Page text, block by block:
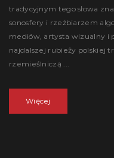
tradycyjnym tego słowa
sonosfery i rzeźbiarzem
mediów, artysta wizualny i
najdalszej rubieży polskiej
rzemieślniczą ...
Więcej